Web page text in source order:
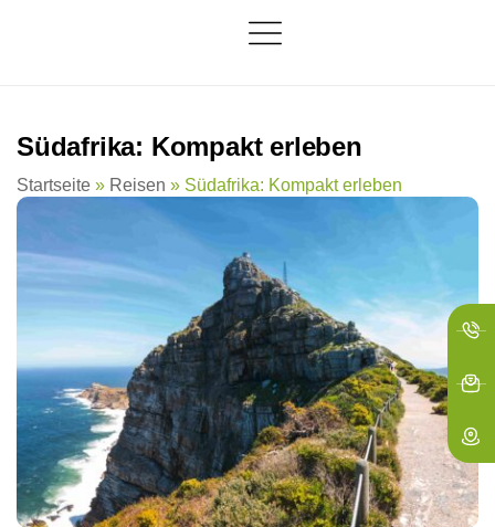
Südafrika: Kompakt erleben
Startseite » Reisen » Südafrika: Kompakt erleben